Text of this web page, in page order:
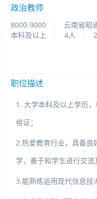
政治教师
8000-9000 云南省昭
本科及以上
4人
职位描述
1.大学本科及以上学历
格证；
2.热爱教育行业，具备良
学，善于和学生进行交流
3.能熟练运用现代信息技